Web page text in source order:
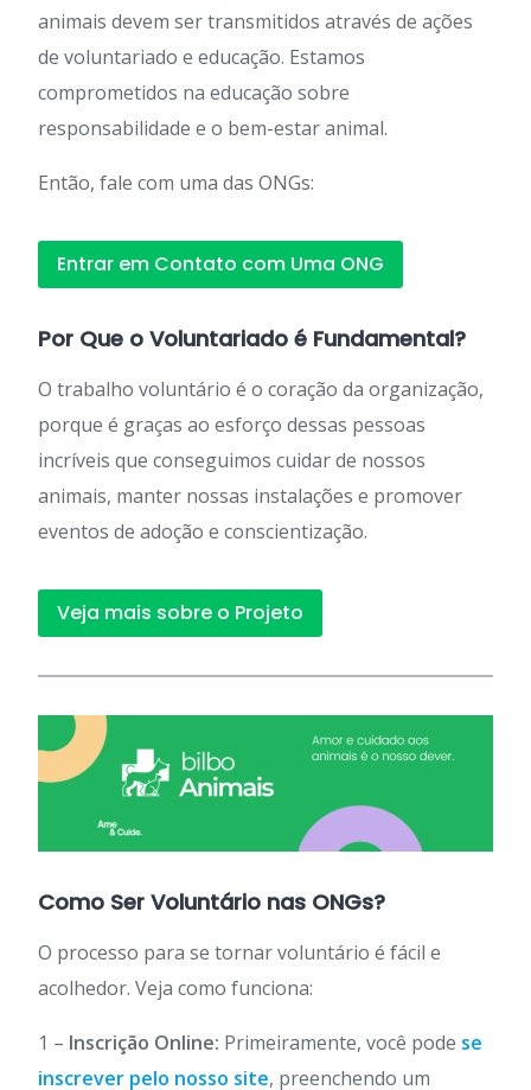
animais devem ser transmitidos através de ações
de voluntariado e educação. Estamos
comprometidos na educação sobre
responsabilidade e o bem-estar animal.
Então, fale com uma das ONGs:
Entrar em Contato com Uma ONG
Por Que o Voluntariado é Fundamental?
O trabalho voluntário é o coração da organização,
porque é graças ao esforço dessas pessoas
incríveis que conseguimos cuidar de nossos
animais, manter nossas instalações e promover
eventos de adoção e conscientização.
Veja mais sobre o Projeto
Como Ser Voluntário nas ONGs?
O processo para se tornar voluntário é fácil e
acolhedor. Veja como funciona:
1 – Inscrição Online: Primeiramente, você pode se
inscrever pelo nosso site, preenchendo um